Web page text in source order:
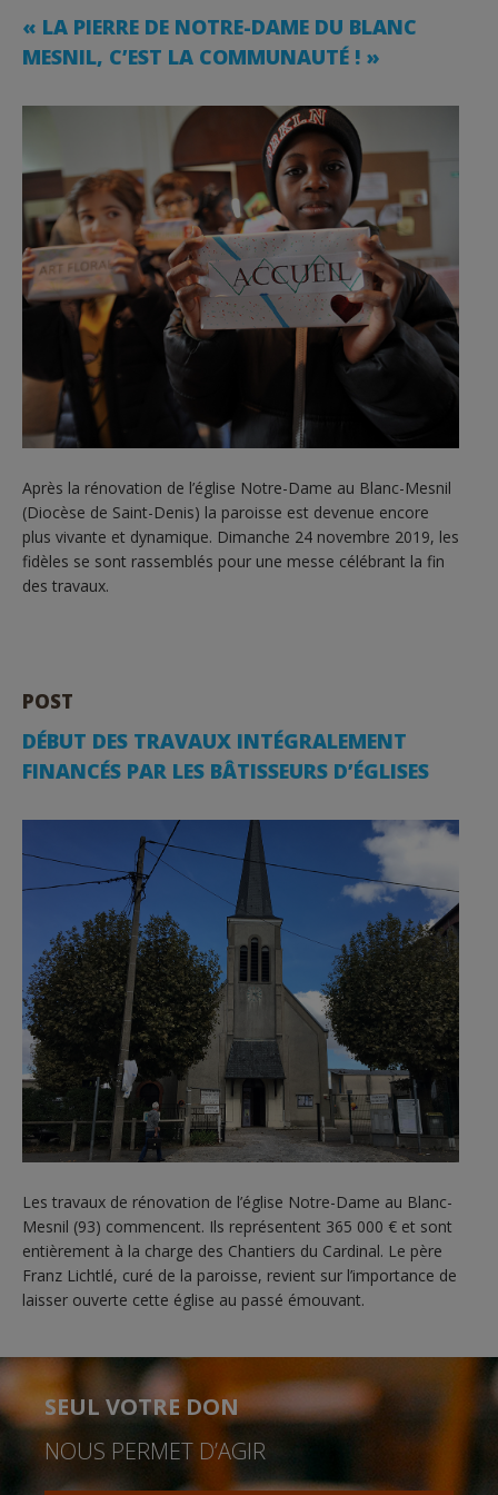
« LA PIERRE DE NOTRE-DAME DU BLANC
MESNIL, C’EST LA COMMUNAUTÉ ! »
Après la rénovation de l’église Notre-Dame au Blanc-Mesnil
(Diocèse de Saint-Denis) la paroisse est devenue encore
plus vivante et dynamique. Dimanche 24 novembre 2019, les
fidèles se sont rassemblés pour une messe célébrant la fin
des travaux.
POST
DÉBUT DES TRAVAUX INTÉGRALEMENT
FINANCÉS PAR LES BÂTISSEURS D’ÉGLISES
Les travaux de rénovation de l’église Notre-Dame au Blanc-
Mesnil (93) commencent. Ils représentent 365 000 € et sont
entièrement à la charge des Chantiers du Cardinal. Le père
Franz Lichtlé, curé de la paroisse, revient sur l’importance de
laisser ouverte cette église au passé émouvant.
SEUL VOTRE DON
NOUS PERMET D’AGIR